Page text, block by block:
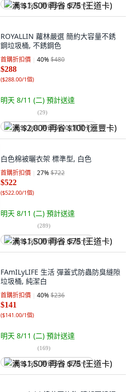
满 $1,500 再省 $75 (王道卡)
ROYALLIN 蘿林嚴選 簡約大容量不銹
鋼垃圾桶, 不銹鋼色
首購折扣價 40%$480
$288
($288.00/1個)
明天 8/11 (二) 預計送達
(29)
满 $2,000 再省 $100 (滙豐卡)
白色棉被曬衣架 標準型, 白色
首購折扣價 27%$722
$522
($522.00/1個)
明天 8/11 (二) 預計送達
(289)
满 $1,500 再省 $75 (王道卡)
FAmILyLIFE 生活 彈蓋式防蟲防臭縫隙
垃圾桶, 純潔白
首購折扣價 40%$236
$141
($141.00/1個)
明天 8/11 (二) 預計送達
(169)
满 $1,500 再省 $75 (王道卡)